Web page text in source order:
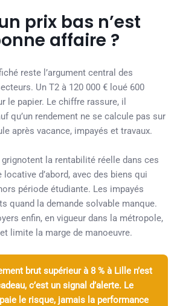
prix bas n’est
affaire ?
reste l’argument central des
Un T2 à 120 000 € loué 600
le papier. Le chiffre rassure, il
qu’un rendement ne se calcule pas sur
après vacance, impayés et travaux.
la rentabilité réelle dans ces
d’abord, avec des biens qui
période étudiante. Les impayés
quand la demande solvable manque.
enfin, en vigueur dans la métropole,
limite la marge de manoeuvre.
brut supérieur à 8 % à Lille n’est
c’est un signal d’alerte. Le
le risque, jamais la performance